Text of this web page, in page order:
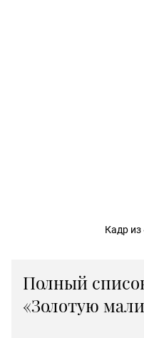
Кадр из
Полный
«Золотую